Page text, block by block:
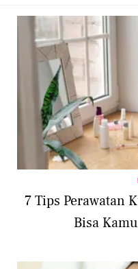
7 Tips Perawatan
Bisa